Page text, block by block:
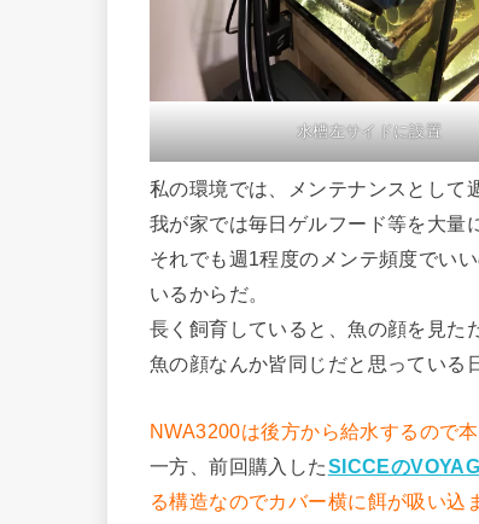
水槽左サイドに設置
私の環境では、メンテナンスとして
我が家では毎日ゲルフード等を大量
それでも週1程度のメンテ頻度でい
いるからだ。
長く飼育していると、魚の顔を見た
魚の顔なんか皆同じだと思っている
NWA3200は後方から給水するので
一方、前回購入したSICCEの
る構造なのでカバー横に餌が吸い込